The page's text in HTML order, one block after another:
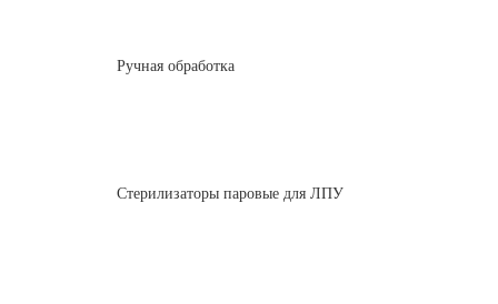
Ручная обработка
Стерилизаторы паровые для ЛПУ